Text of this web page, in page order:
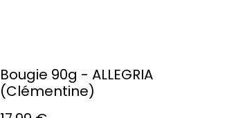
Bougie 90g - ALLEGRIA
(Clémentine)